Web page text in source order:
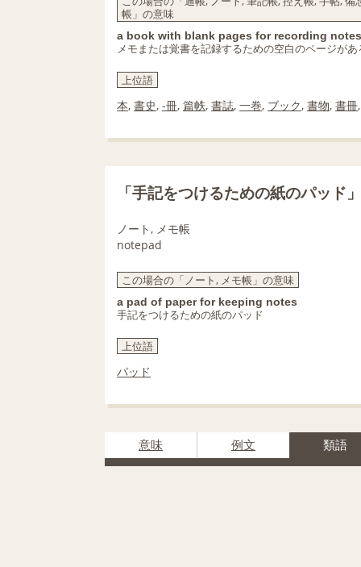
帳」の意味
a book with blank pages for recording
メモまたは覚書を記録するための空白のページがあ
上位語
本, 書史, -冊, 篇帙, 書誌, 一巻, ブック, 書物, 書冊
「手記をつけるための紙のパッド
ノート, メモ帳
notepad
この場合の「ノート, メモ帳」の意味
a pad of paper for keeping notes
手記をつけるための紙のパッド
上位語
パッド
意味 例文 類語